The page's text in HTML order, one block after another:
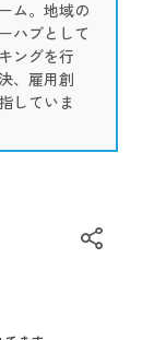
ム。地域の
ハブとして
ングを行
、雇用創
していま